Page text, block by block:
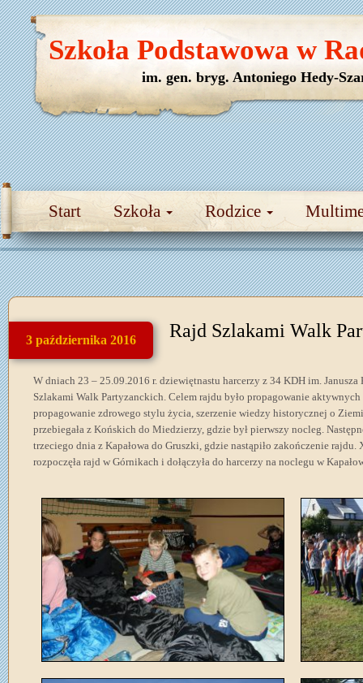
Start Szkoła Rodzice
Szkoła Podstawowa w
im. gen. bryg. Antoniego Hedy-
3 października 2016 Rajd Szlakami Walk
W dniach 23 – 25.09.2016 r. dziewiętnastu harcerzy z 34 KDH im.
Szlakami Walk Partyzanckich. Celem rajdu było propagowanie
propagowanie zdrowego stylu życia, szerzenie wiedzy historycznej o
przebiegała z Końskich do Miedzierzy, gdzie był pierwszy nocleg.
trzeciego dnia z Kapałowa do Gruszki, gdzie nastąpiło zakończenie rajdu.
rozpoczęła rajd w Górnikach i dołączyła do harcerzy na noclegu w